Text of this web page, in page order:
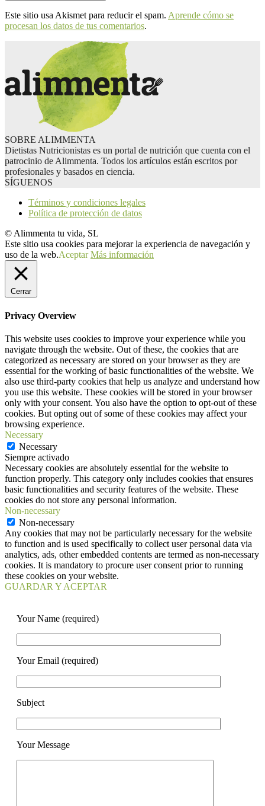
Este sitio usa Akismet para reducir el spam. Aprende cómo se
procesan los datos de tus comentarios.
SOBRE ALIMMENTA
Dietistas Nutricionistas es un portal de nutrición que cuenta con el
patrocinio de Alimmenta. Todos los artículos están escritos por
profesionales y basados en ciencia.
SÍGUENOS
Términos y condiciones legales
Política de protección de datos
© Alimmenta tu vida, SL
Este sitio usa cookies para mejorar la experiencia de navegación y
uso de la web.Aceptar Más información
Cerrar
Privacy Overview
This website uses cookies to improve your experience while you
navigate through the website. Out of these, the cookies that are
categorized as necessary are stored on your browser as they are
essential for the working of basic functionalities of the website. We
also use third-party cookies that help us analyze and understand how
you use this website. These cookies will be stored in your browser
only with your consent. You also have the option to opt-out of these
cookies. But opting out of some of these cookies may affect your
browsing experience.
Necessary
Necessary
Siempre activado
Necessary cookies are absolutely essential for the website to
function properly. This category only includes cookies that ensures
basic functionalities and security features of the website. These
cookies do not store any personal information.
Non-necessary
Non-necessary
Any cookies that may not be particularly necessary for the website
to function and is used specifically to collect user personal data via
analytics, ads, other embedded contents are termed as non-necessary
cookies. It is mandatory to procure user consent prior to running
these cookies on your website.
GUARDAR Y ACEPTAR
Your Name (required)
Your Email (required)
Subject
Your Message